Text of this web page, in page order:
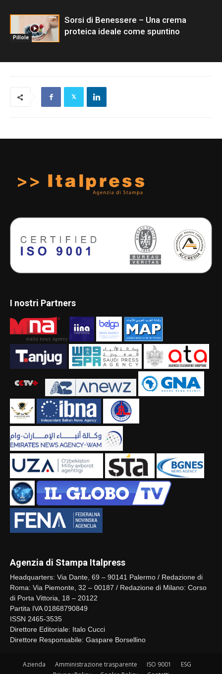
Pillole
Sorsi di Benessere – Una crema
proteica ideale come spuntino
I nostri Partners
Agenzia di Stampa Italpress
Headquarters: Via Dante, 69 – 90141 Palermo / Redazione di
Roma: Via Piemonte, 32 – 00187 / Redazione di Milano: Corso
di Porta Vittoria, 18 – 20122
Partita IVA 01868790849
ISSN 2465-3535
Direttore Editoriale: Italo Cucci
Direttore Responsabile: Gaspare Borsellino
Azienda Amministrazione trasparente ISO 9001
ESG